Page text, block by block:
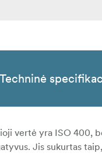
Techninė
vertė yra ISO 400,
Jis sukurtas